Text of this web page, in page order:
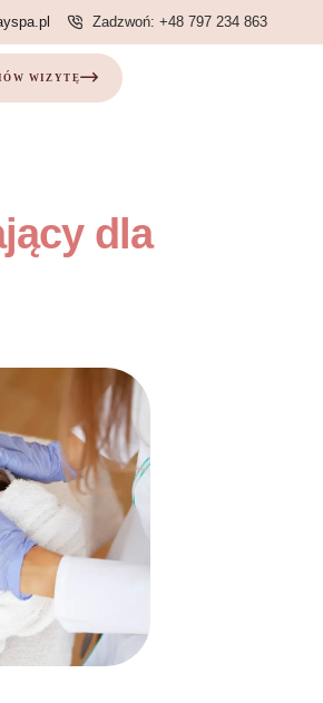
Zadzwoń: +48 797 234 863
WIZYTĘ
dla